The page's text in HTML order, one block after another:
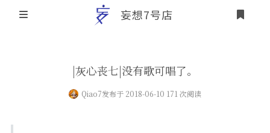
妄想7号店
|灰心丧七|没有歌可唱了。
Qiao7发布于 2018-06-10 171 次阅读